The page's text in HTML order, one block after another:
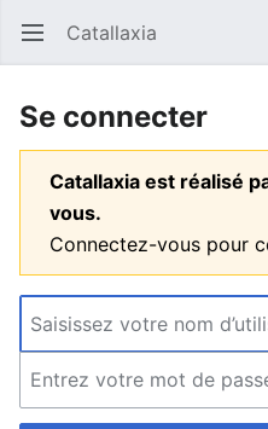
Ouvrir le menu principal Catallaxia
Se connecter
Catallaxia est réalisé
vous.
Connectez-vous pour